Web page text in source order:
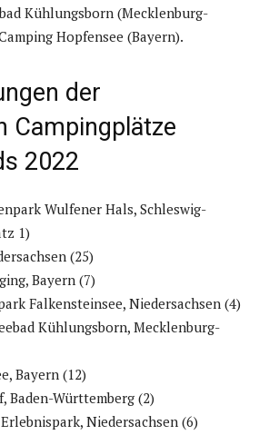
Kühlungsborn (Mecklenburg-
Hopfensee (Bayern).
der
Campingplätze
2022
Wulfener Hals, Schleswig-
1)
(25)
Bayern (7)
Falkensteinsee, Niedersachsen (4)
Kühlungsborn, Mecklenburg-
Bayern (12)
Baden-Württemberg (2)
Niedersachsen (6)